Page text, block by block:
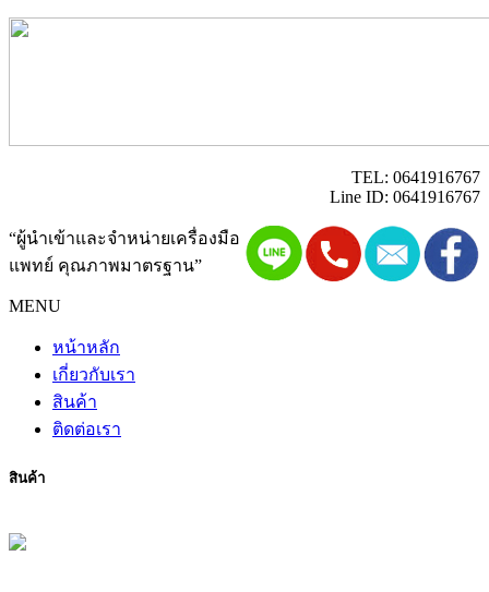
TEL: 0641916767
Line ID: 0641916767
“ผู้นำเข้าและจำหน่ายเครื่องมือ
แพทย์ คุณภาพมาตรฐาน”
MENU
หน้าหลัก
เกี่ยวกับเรา
สินค้า
ติดต่อเรา
สินค้า